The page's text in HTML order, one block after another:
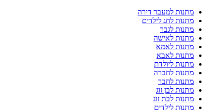
מתנות למעבר דירה
מתנות לחג לילדים
מתנות לגבר
מתנות לאישה
מתנות לאמא
מתנות לאבא
מתנות ליולדת
מתנות לחברה
מתנות לחבר
מתנות לבן זוג
מתנות לבת זוג
מתנות לילדים